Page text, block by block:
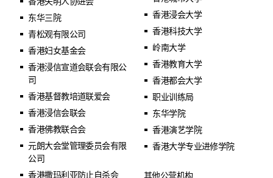
东华三院
青松观有限公司
香港妇女基金会
香港浸信宣道会联会有限公
司
香港基督教培道联爱会
香港浸信会联会
香港佛教联合会
元朗大会堂管理委员会有限
公司
香港撒玛利亚防止自杀会
香港浸会大学
香港科技大学
岭南大学
香港教育大学
香港都会大学
职业训练局
东华学院
香港演艺学院
香港大学专业进修学院
其他公营机构